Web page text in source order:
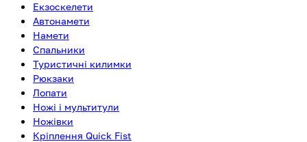
Екзоскелети
Автонамети
Намети
Спальники
Туристичні килимки
Рюкзаки
Лопати
Ножі і мультитули
Ножівки
Кріплення Quick Fist